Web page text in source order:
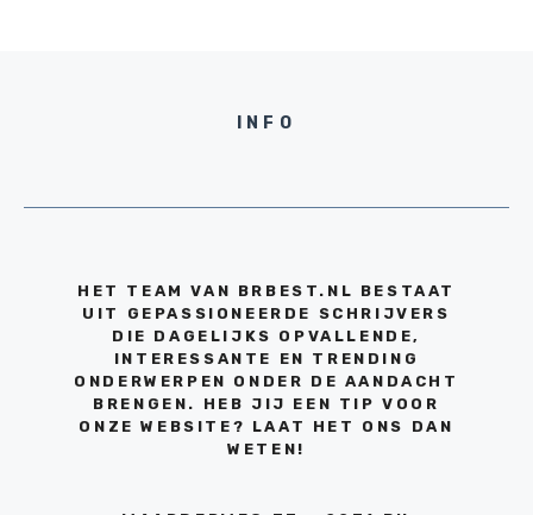
INFO
HET TEAM VAN BRBEST.NL BESTAAT
UIT GEPASSIONEERDE SCHRIJVERS
DIE DAGELIJKS OPVALLENDE,
INTERESSANTE EN TRENDING
ONDERWERPEN ONDER DE AANDACHT
BRENGEN. HEB JIJ EEN TIP VOOR
ONZE WEBSITE? LAAT HET ONS DAN
WETEN!